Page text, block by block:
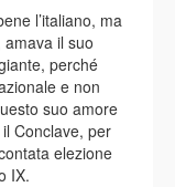
l’italiano, ma
il suo
perché
e non
suo amore
Conclave, per
elezione
IX.